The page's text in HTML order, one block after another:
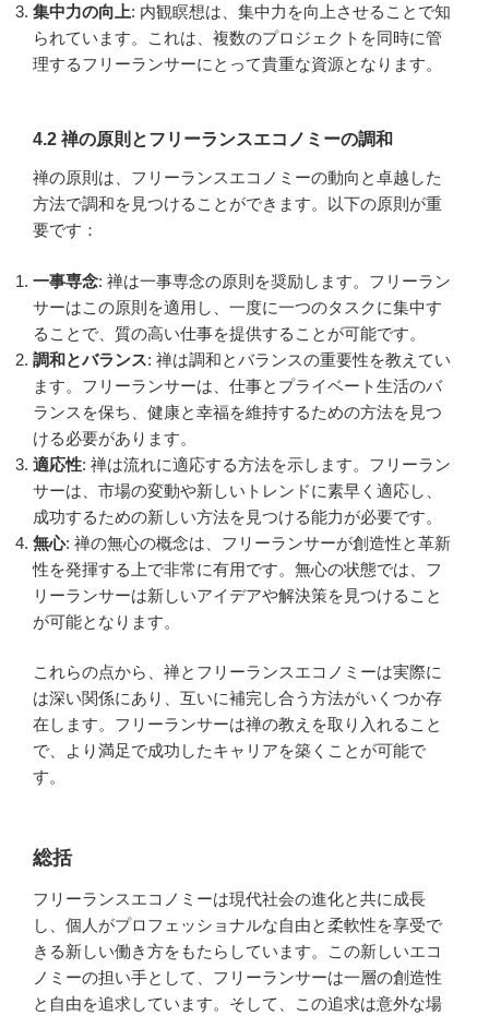
集中力の向上: 内観瞑想は、集中力を向上させることで知
られています。これは、複数のプロジェクトを同時に管
理するフリーランサーにとって貴重な資源となります。
4.2 禅の原則とフリーランスエコノミーの調和
禅の原則は、フリーランスエコノミーの動向と卓越した
方法で調和を見つけることができます。以下の原則が重
要です：
一事専念: 禅は一事専念の原則を奨励します。フリーラン
サーはこの原則を適用し、一度に一つのタスクに集中す
ることで、質の高い仕事を提供することが可能です。
調和とバランス: 禅は調和とバランスの重要性を教えてい
ます。フリーランサーは、仕事とプライベート生活のバ
ランスを保ち、健康と幸福を維持するための方法を見つ
ける必要があります。
適応性: 禅は流れに適応する方法を示します。フリーラン
サーは、市場の変動や新しいトレンドに素早く適応し、
成功するための新しい方法を見つける能力が必要です。
無心: 禅の無心の概念は、フリーランサーが創造性と革新
性を発揮する上で非常に有用です。無心の状態では、フ
リーランサーは新しいアイデアや解決策を見つけること
が可能となります。
これらの点から、禅とフリーランスエコノミーは実際に
は深い関係にあり、互いに補完し合う方法がいくつか存
在します。フリーランサーは禅の教えを取り入れること
で、より満足で成功したキャリアを築くことが可能で
す。
総括
フリーランスエコノミーは現代社会の進化と共に成長
し、個人がプロフェッショナルな自由と柔軟性を享受で
きる新しい働き方をもたらしています。この新しいエコ
ノミーの担い手として、フリーランサーは一層の創造性
と自由を追求しています。そして、この追求は意外な場